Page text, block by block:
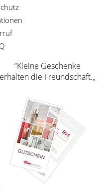
”Kleine Geschenke
erhalten die Freundschaft.„